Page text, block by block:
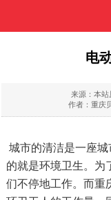
电
来源：本
作者：重庆
城市的清洁是一座
的就是环境卫生。为
们不停地工作。而重